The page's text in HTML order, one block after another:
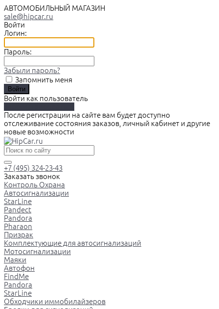
АВТОМОБИЛЬНЫЙ МАГАЗИН
sale@hipcar.ru
Войти
Логин:
Пароль:
Забыли пароль?
Запомнить меня
Войти как пользователь
После регистрации на сайте вам будет доступно
отслеживание состояния заказов, личный кабинет и другие
новые возможности
+7 (495) 324-23-43
Заказать звонок
Контроль Охрана
Автосигнализации
StarLine
Pandect
Pandora
Pharaon
Призрак
Комплектующие для автосигнализаций
Мотосигнализации
Маяки
Автофон
FindMe
Pandora
StarLine
Обходчики иммобилайзеров